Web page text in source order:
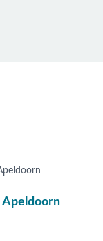
Apeldoorn